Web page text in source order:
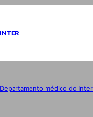
INTER
Departamento médico do Inter